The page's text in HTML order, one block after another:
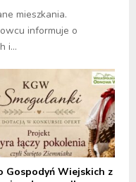
mieszkania.
informuje o
i...
Gospodyń Wiejskich z